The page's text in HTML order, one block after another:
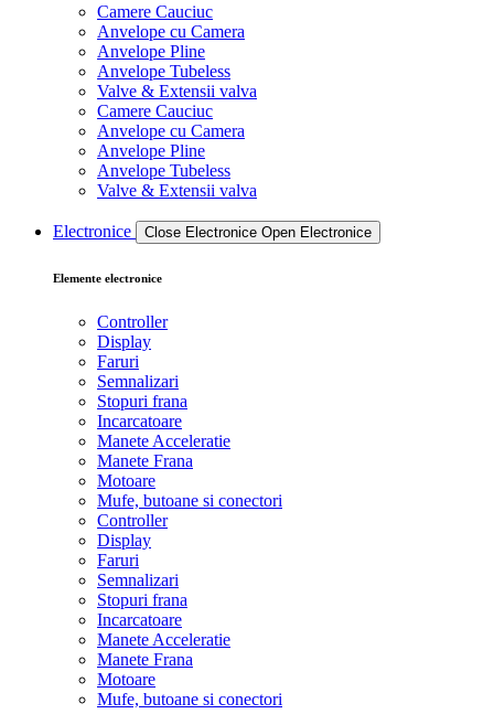
Camere Cauciuc
Anvelope cu Camera
Anvelope Pline
Anvelope Tubeless
Valve & Extensii valva
Camere Cauciuc
Anvelope cu Camera
Anvelope Pline
Anvelope Tubeless
Valve & Extensii valva
Electronice Close Electronice Open Electronice
Elemente electronice
Controller
Display
Faruri
Semnalizari
Stopuri frana
Incarcatoare
Manete Acceleratie
Manete Frana
Motoare
Mufe, butoane si conectori
Controller
Display
Faruri
Semnalizari
Stopuri frana
Incarcatoare
Manete Acceleratie
Manete Frana
Motoare
Mufe, butoane si conectori